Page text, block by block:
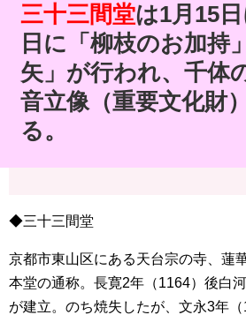
三十三間堂は1月 15
日に「柳枝のお加持
矢」が行われ、千体
音立像（重要文化財
る。
◆三十三間堂
京都市東山区にある天台宗の寺、蓮
本堂の通称。長寛2年（1164）後白
が建立。のち焼失したが、文永3年